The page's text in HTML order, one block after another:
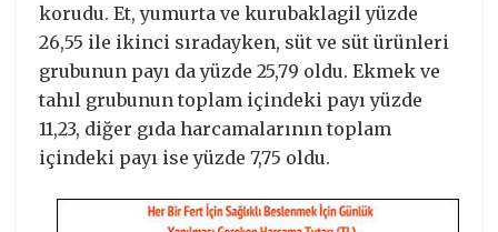
korudu. Et, yumurta ve kurubaklagil yüzde
26,55 ile ikinci sıradayken, süt ve süt ürünleri
grubunun payı da yüzde 25,79 oldu. Ekmek ve
tahıl grubunun toplam içindeki payı yüzde
11,23, diğer gıda harcamalarının toplam
içindeki payı ise yüzde 7,75 oldu.